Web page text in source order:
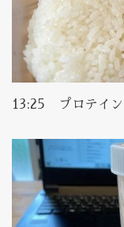
13:25 プロテイン